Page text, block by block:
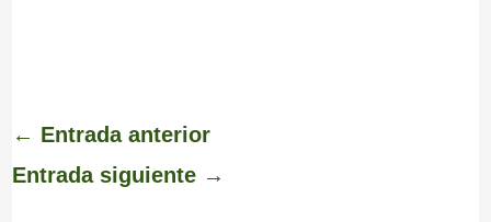
← Entrada anterior
Entrada siguiente →